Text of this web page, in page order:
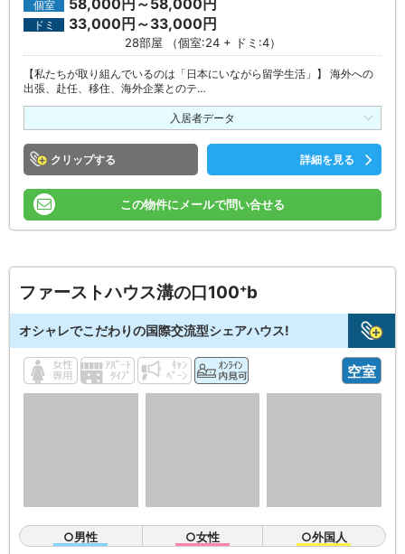
個室 58,000円～58,000円
ドミ 33,000円～33,000円
28部屋 （個室:24 + ドミ:4）
【私たちが取り組んでいるのは「日本にいながら留学生活」】 海外への
出張、赴任、移住、海外企業とのテ…
入居者データ
クリップ 詳細を見る
この物件にメールで問い合せる
ファーストハウス溝の口100⁺b
オシャレでこだわりの国際交流型シェアハウス!
空室
○男性 ○女性 ○外国人